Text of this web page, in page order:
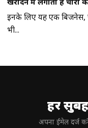
खरीदने में लगाती हैं चोरी
इनके लिए यह एक बिजनेस,
भी...
हर
अपना ईमेल दर्ज